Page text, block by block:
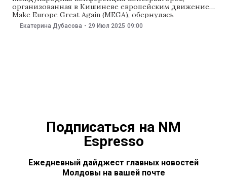
организованная в Кишиневе европейским движением
Make Europe Great Again (MEGA), обернулась
скандалом. В Молдову не впустили некоторых
участников конференции, включая евродепутата.
Екатерина Дубасова - 29 Июл 2025 09:00
Подписаться на NM
Espresso
Ежедневный дайджест главных новостей
Молдовы на вашей почте